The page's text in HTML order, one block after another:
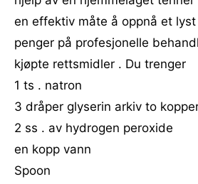
en effektiv måte å oppnå et
penger på profesjonelle
kjøpte rettsmidler . Du trenger
1 ts . natron
3 dråper glyserin arkiv to
2 ss . av hydrogen peroxide
en kopp vann
Spoon